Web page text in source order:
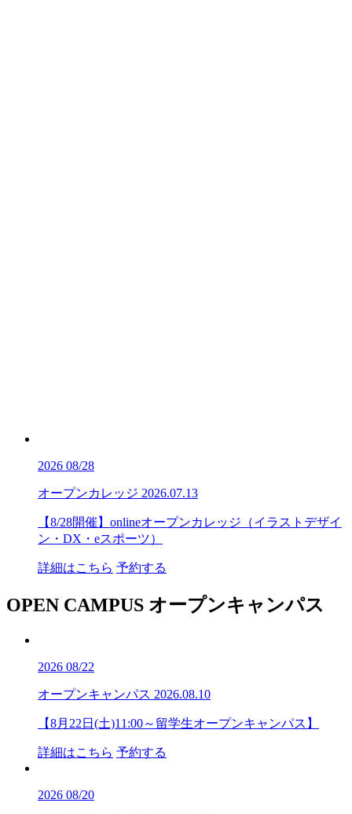
2026 08/28
オープンカレッジ 2026.07.13
【8/28開催】onlineオープンカレッジ（イラストデザイ
ン・DX・eスポーツ）
詳細はこちら 予約する
OPEN CAMPUS オープンキャンパス
2026 08/22
オープンキャンパス 2026.08.10
【8月22日(土)11:00～留学生オープンキャンパス】
詳細はこちら 予約する
2026 08/20